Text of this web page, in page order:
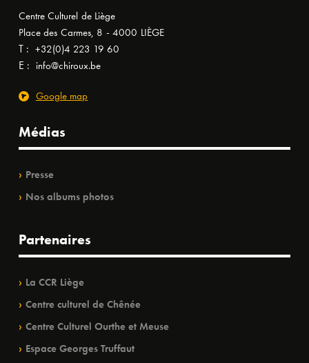
Centre Culturel de Liège
Place des Carmes, 8 - 4000 LIÈGE
T : +32(0)4 223 19 60
E : info@chiroux.be
Google map
Médias
Presse
Nos albums photos
Partenaires
La CCR Liège
Centre culturel de Chênée
Centre Culturel Ourthe et Meuse
Espace Georges Truffaut